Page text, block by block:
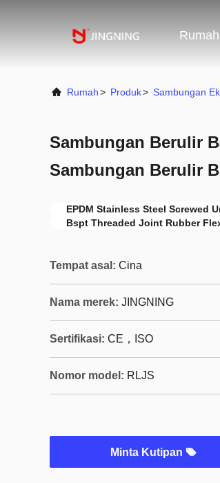
Rumah
Rumah> Produk> Sambungan
Sambungan Berulir
Sambungan Berulir
EPDM Stainless Steel Screwed
Bspt Threaded Joint Rubber
Tempat asal: Cina
Nama merek: JINGNING
Sertifikasi: CE，ISO
Nomor model: RLJS
Minta Kutipan